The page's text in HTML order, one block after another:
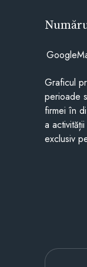
Graficul
perioade
firmei în
a
exclusiv